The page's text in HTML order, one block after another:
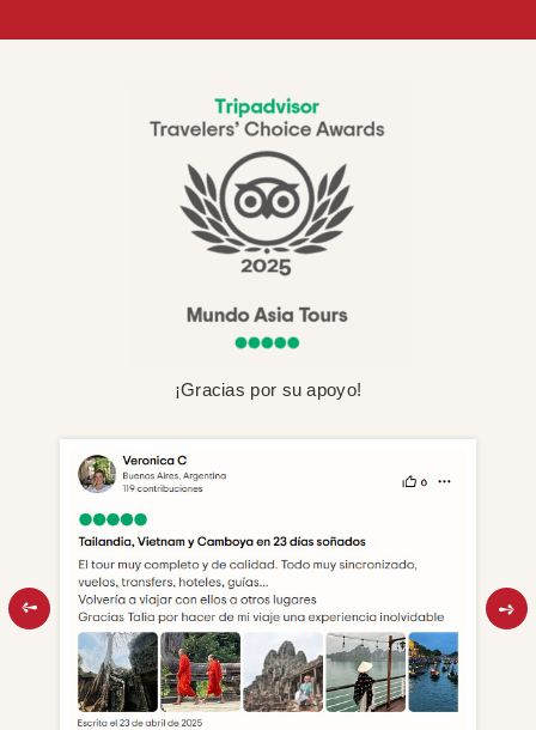
¡Gracias por su apoyo!